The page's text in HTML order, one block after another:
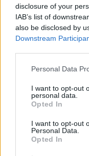
disclosure of your
IAB’s list of
also be disclosed by
Downstream
Personal Data
I want to opt-out
personal data.
Opted In
I want to opt-out
Personal Data.
Opted In
Raktažodžiai
Komentarai